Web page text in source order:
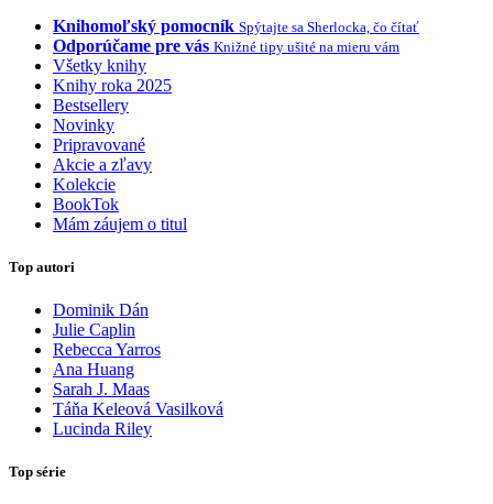
Knihomoľský pomocník Spýtajte sa Sherlocka, čo čítať
Odporúčame pre vás Knižné tipy ušité na mieru vám
Všetky knihy
Knihy roka 2025
Bestsellery
Novinky
Pripravované
Akcie a zľavy
Kolekcie
BookTok
Mám záujem o titul
Top autori
Dominik Dán
Julie Caplin
Rebecca Yarros
Ana Huang
Sarah J. Maas
Táňa Keleová Vasilková
Lucinda Riley
Top série